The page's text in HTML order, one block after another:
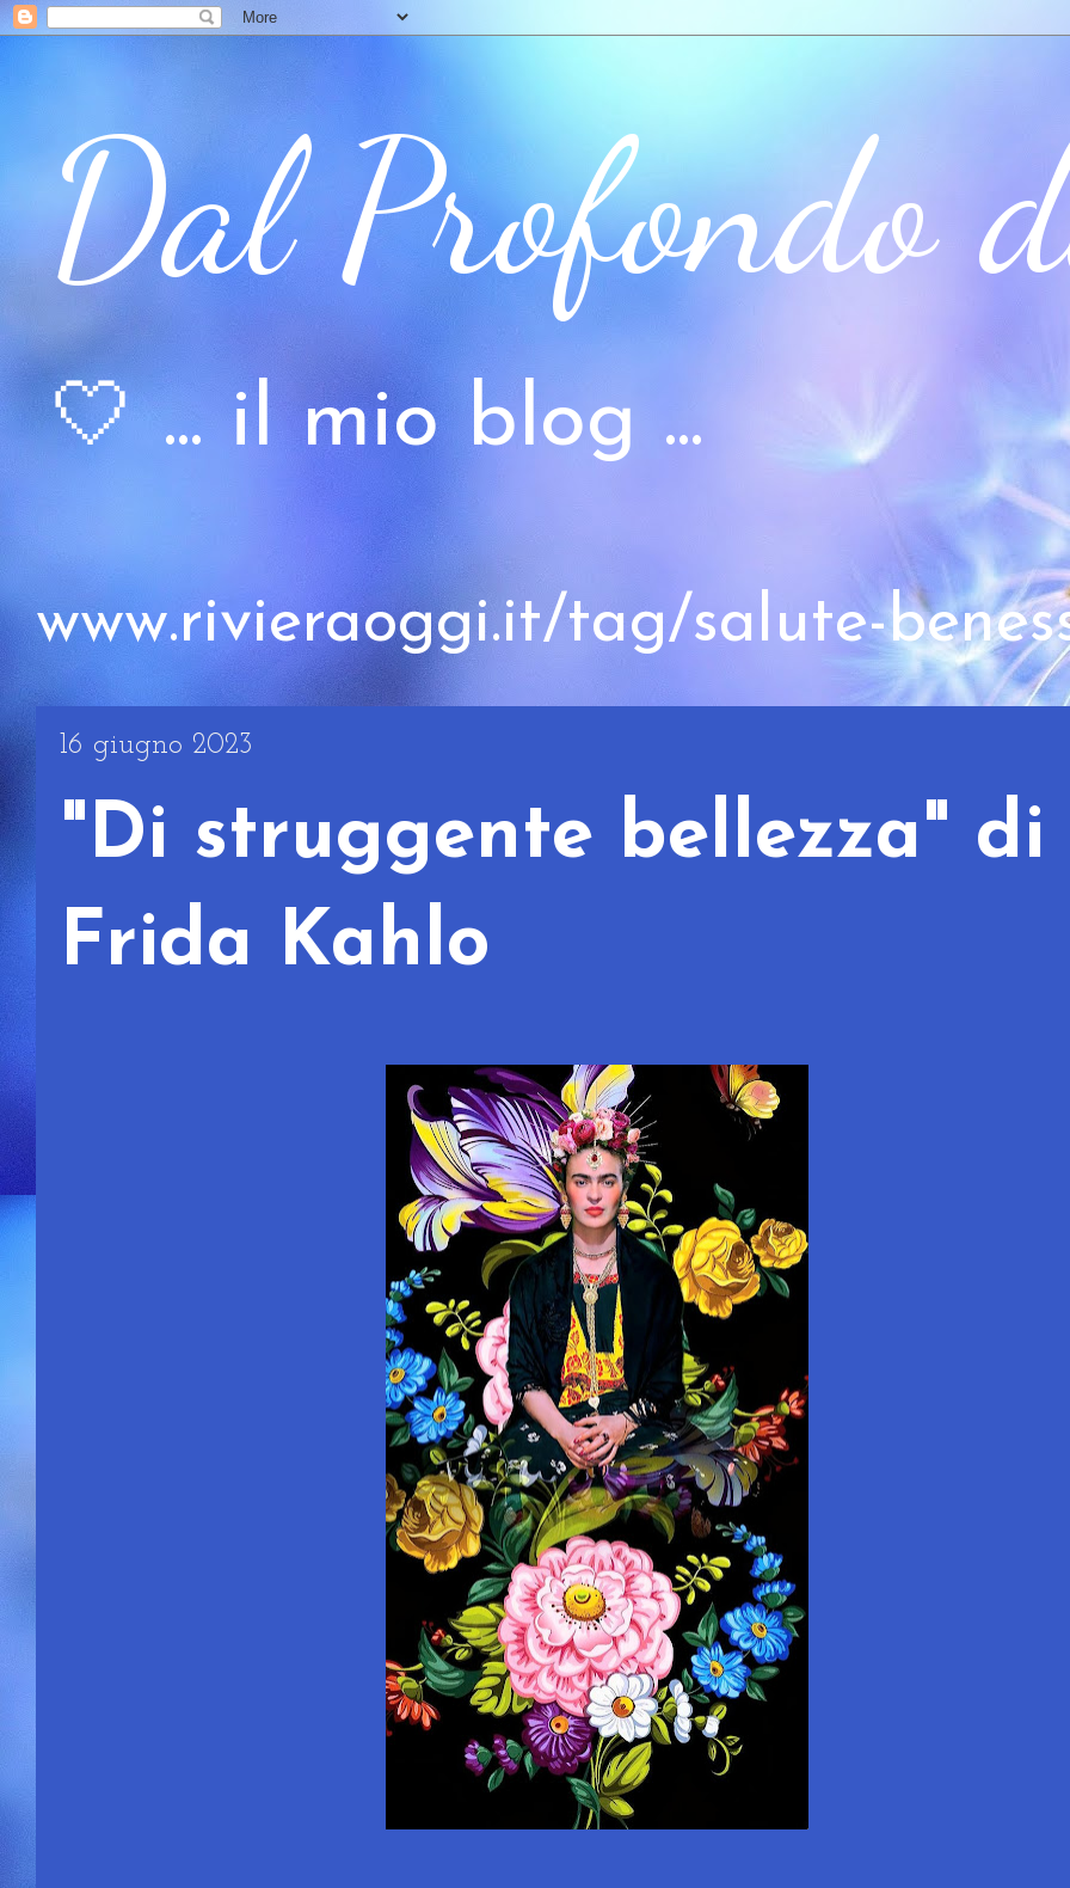
Dal Profondo
🤍 ... il mio blog ...
www.rivieraoggi.it/tag/salute-
16 giugno 2023
"Di struggente bellezza" di
Frida Kahlo